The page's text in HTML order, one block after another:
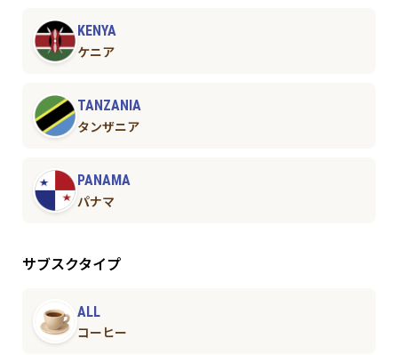
KENYA
ケニア
TANZANIA
タンザニア
PANAMA
パナマ
サブスクタイプ
ALL
コーヒー